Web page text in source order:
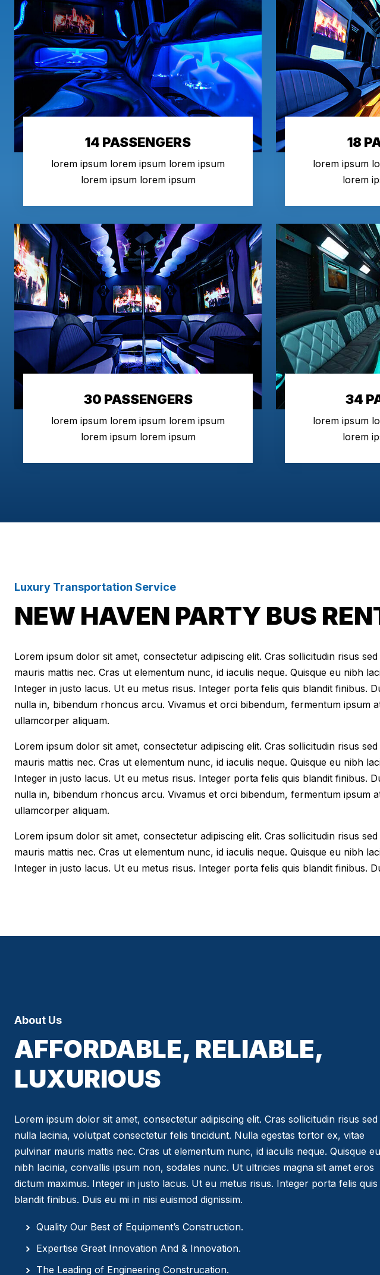
14 PASSENGERS
lorem ipsum lorem ipsum lorem ipsum
lorem ipsum lorem ipsum
18
lorem ipsum
lorem
30 PASSENGERS
lorem ipsum lorem ipsum lorem ipsum
lorem ipsum lorem ipsum
34
lorem ipsum
lorem
Luxury Transportation Service
NEW HAVEN PARTY BUS
Lorem ipsum dolor sit amet, consectetur adipiscing elit. Cras sollicitudin risus
mauris mattis nec. Cras ut elementum nunc, id iaculis neque. Quisque eu nibh
Integer in justo lacus. Ut eu metus risus. Integer porta felis quis blandit finibus.
nulla in, bibendum rhoncus arcu. Vivamus et orci bibendum, fermentum ipsum
ullamcorper aliquam.
Lorem ipsum dolor sit amet, consectetur adipiscing elit. Cras sollicitudin risus
mauris mattis nec. Cras ut elementum nunc, id iaculis neque. Quisque eu nibh
Integer in justo lacus. Ut eu metus risus. Integer porta felis quis blandit finibus.
nulla in, bibendum rhoncus arcu. Vivamus et orci bibendum, fermentum ipsum
ullamcorper aliquam.
Lorem ipsum dolor sit amet, consectetur adipiscing elit. Cras sollicitudin risus
mauris mattis nec. Cras ut elementum nunc, id iaculis neque. Quisque eu nibh
Integer in justo lacus. Ut eu metus risus. Integer porta felis quis blandit finibus.
About Us
AFFORDABLE, RELIABLE,
LUXURIOUS
Lorem ipsum dolor sit amet, consectetur adipiscing elit. Cras sollicitudin risus sed
nulla lacinia, volutpat consectetur felis tincidunt. Nulla egestas tortor ex, vitae
pulvinar mauris mattis nec. Cras ut elementum nunc, id iaculis neque. Quisque eu
nibh lacinia, convallis ipsum non, sodales nunc. Ut ultricies magna sit amet eros
dictum maximus. Integer in justo lacus. Ut eu metus risus. Integer porta felis quis
blandit finibus. Duis eu mi in nisi euismod dignissim.
Quality Our Best of Equipment’s Construction.
Expertise Great Innovation And & Innovation.
The Leading of Engineering Construcation.